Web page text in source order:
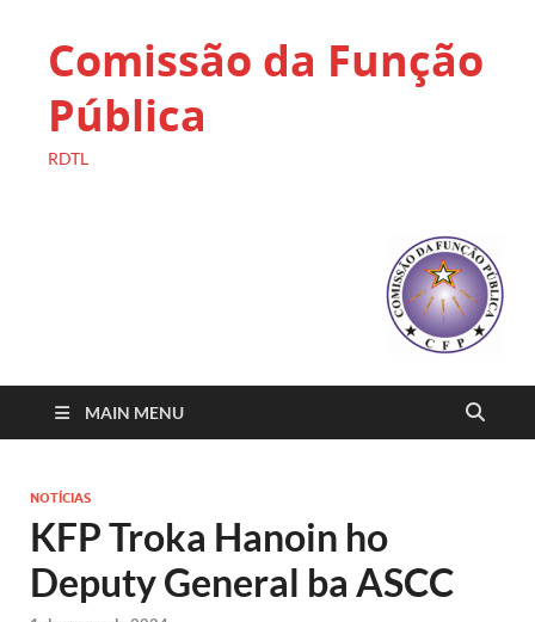
Comissão da Função
Pública
RDTL
MAIN MENU
NOTÍCIAS
KFP Troka Hanoin ho
Deputy General ba ASCC